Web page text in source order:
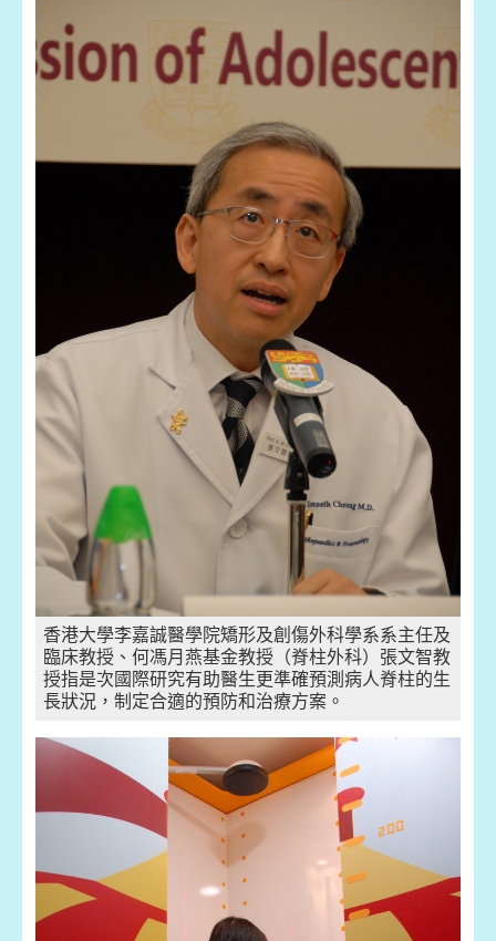
香港大學李嘉誠醫學院矯形及創傷外科學系系主任及
臨床教授、何馮月燕基金教授（脊柱外科）張文智教
授指是次國際研究有助醫生更準確預測病人脊柱的生
長狀況，制定合適的預防和治療方案。